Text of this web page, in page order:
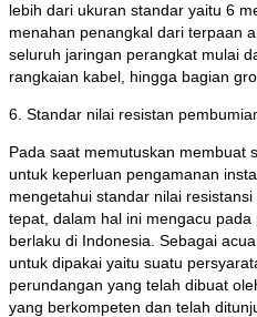
lebih dari ukuran standar yaitu 6
menahan penangkal dari terpaan
seluruh jaringan perangkat mulai
rangkaian kabel, hingga bagian
6. Standar nilai resistan
Pada saat memutuskan membuat
untuk keperluan pengamanan
mengetahui standar nilai
tepat, dalam hal ini mengacu
berlaku di Indonesia. Sebagai
untuk dipakai yaitu suatu
perundangan yang telah dibuat
yang berkompeten dan telah